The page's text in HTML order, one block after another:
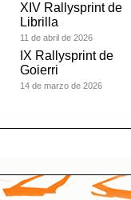
XIV Rallysprint de
Librilla
11 de abril de 2026
IX Rallysprint de
Goierri
14 de marzo de 2026